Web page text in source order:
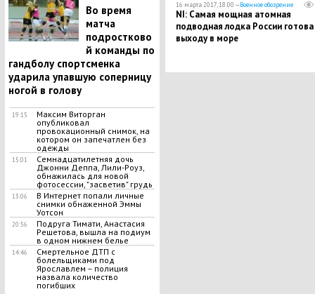
Во время
матча
подростково
й команды по
гандболу спортсменка
ударила упавшую соперницу
ногой в голову
19:15
Максим Виторган
опубликовал
провокационный снимок, на
котором он запечатлен без
одежды
15:01
Семнадцатилетняя дочь
Джонни Деппа, Лили-Роуз,
обнажилась для новой
фотосессии, "засветив" грудь
13:06
В Интернет попали личные
снимки обнаженной Эммы
Уотсон
20:56
Подруга Тимати, Анастасия
Решетова, вышла на подиум
в одном нижнем белье
14:46
Смертельное ДТП с
болельщиками под
Ярославлем – полиция
назвала количество
погибших
16 марта 2017, 18:00 —Военное обозрение
NI: Самая мощная атомная
подводная лодка России готова
выходу в море